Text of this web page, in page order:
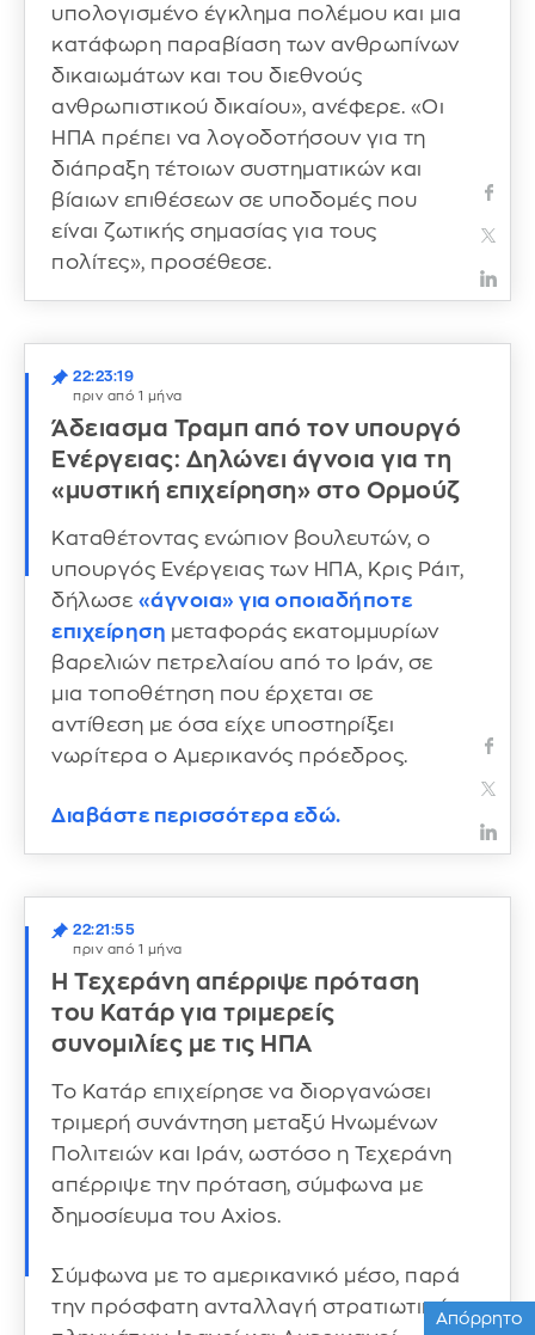
υπολογισμένο έγκλημα πολέμου και μια
κατάφωρη παραβίαση των ανθρωπίνων
δικαιωμάτων και του διεθνούς
ανθρωπιστικού δικαίου», ανέφερε. «Οι
ΗΠΑ πρέπει να λογοδοτήσουν για τη
διάπραξη τέτοιων συστηματικών και
βίαιων επιθέσεων σε υποδομές που
είναι ζωτικής σημασίας για τους
πολίτες», προσέθεσε.
22:23:19
πριν από 1 μήνα
Άδειασμα Τραμπ από τον υπουργό
Ενέργειας: Δηλώνει άγνοια για τη
«μυστική επιχείρηση» στο Ορμούζ
Καταθέτοντας ενώπιον βουλευτών, ο
υπουργός Ενέργειας των ΗΠΑ, Κρις Ράιτ,
δήλωσε «άγνοια» για οποιαδήποτε
επιχείρηση μεταφοράς εκατομμυρίων
βαρελιών πετρελαίου από το Ιράν, σε
μια τοποθέτηση που έρχεται σε
αντίθεση με όσα είχε υποστηρίξει
νωρίτερα ο Αμερικανός πρόεδρος.
Διαβάστε περισσότερα εδώ.
22:21:55
πριν από 1 μήνα
Η Τεχεράνη απέρριψε πρόταση
του Κατάρ για τριμερείς
συνομιλίες με τις ΗΠΑ
Το Κατάρ επιχείρησε να διοργανώσει
τριμερή συνάντηση μεταξύ Ηνωμένων
Πολιτειών και Ιράν, ωστόσο η Τεχεράνη
απέρριψε την πρόταση, σύμφωνα με
δημοσίευμα του Axios.
Σύμφωνα με το αμερικανικό μέσο, παρά
την πρόσφατη ανταλλαγή στρατιωτικών
Απόρρητο